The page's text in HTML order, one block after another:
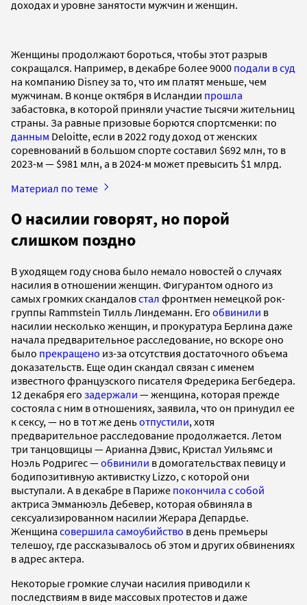
доходах и уровне занятости мужчин и женщин.
Женщины продолжают бороться, чтобы этот разрыв
сокращался. Например, в декабре более 9000 подали в суд
на компанию Disney за то, что им платят меньше, чем
мужчинам. В конце октября в Исландии прошла
забастовка, в которой приняли участие тысячи жительниц
страны. За равные призовые борются спортсменки: по
данным Deloitte, если в 2022 году доход от женских
соревнований в большом спорте составил $692 млн, то в
2023-м — $981 млн, а в 2024-м может превысить $1 млрд.
Материал по теме
О насилии говорят, но порой
слишком поздно
В уходящем году снова было немало новостей о случаях
насилия в отношении женщин. Фигурантом одного из
самых громких скандаловстал фронтмен немецкой рок-
группы Rammstein Тилль Линдеманн. Его обвинили в
насилии несколько женщин, и прокуратура Берлина даже
начала предварительное расследование, но вскоре оно
было прекращено из-за отсутствия достаточного объема
доказательств. Еще один скандал связан с именем
известного французского писателя Фредерика Бегбедера.
12 декабря его задержали — женщина, которая прежде
состояла с ним в отношениях, заявила, что он принудил ее
к сексу, — но в тот же деньотпустили, хотя
предварительное расследование продолжается. Летом
три танцовщицы — Арианна Дэвис, Кристал Уильямс и
Ноэль Родригес —обвинили в домогательствах певицу и
бодипозитивную активистку Lizzo, с которой они
выступали. А в декабре в Париже покончила с собой
актриса Эмманюэль Дебевер, которая обвиняла в
сексуализированном насилии Жерара Депардье.
Женщина совершила самоубийство в день премьеры
телешоу, где рассказывалось об этом и других обвинениях
в адрес актера.
Некоторые громкие случаи насилия приводили к
последствиям в виде массовых протестов и даже